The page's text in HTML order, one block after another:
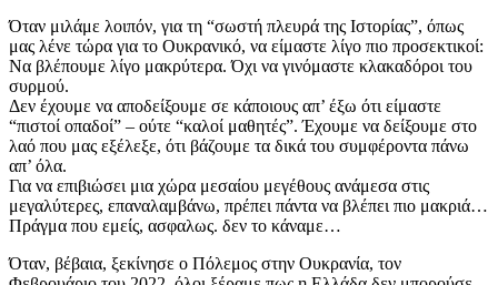
​Όταν μιλάμε λοιπόν, για τη “σωστή πλευρά της Ιστορίας”, όπως
μας λένε τώρα για το Ουκρανικό, να είμαστε λίγο πιο προσεκτικοί:
Να βλέπουμε λίγο μακρύτερα. Όχι να γινόμαστε κλακαδόροι του
συρμού.
​Δεν έχουμε να αποδείξουμε σε κάποιους απ’ έξω ότι είμαστε
“πιστοί οπαδοί” – ούτε “καλοί μαθητές”. Έχουμε να δείξουμε στο
λαό που μας εξέλεξε, ότι βάζουμε τα δικά του συμφέροντα πάνω
απ’ όλα.
​Για να επιβιώσει μια χώρα μεσαίου μεγέθους ανάμεσα στις
μεγαλύτερες, επαναλαμβάνω, πρέπει πάντα να βλέπει πιο μακριά…
​Πράγμα που εμείς, ασφαλως. δεν το κάναμε…
​Όταν, βέβαια, ξεκίνησε ο Πόλεμος στην Ουκρανία, τον